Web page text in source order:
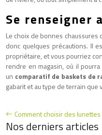
Se renseigner
Le choix de bonnes
donc quelques précautions. Il
propriétaire, et vous pourriez
rendre en magasin, où il
un comparatif de baskets de
gabarit et au type de terrain que
Comment choisir des
Nos derniers articles